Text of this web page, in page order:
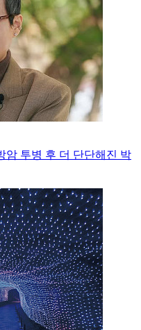
암 투병 후 더 단단해진 박